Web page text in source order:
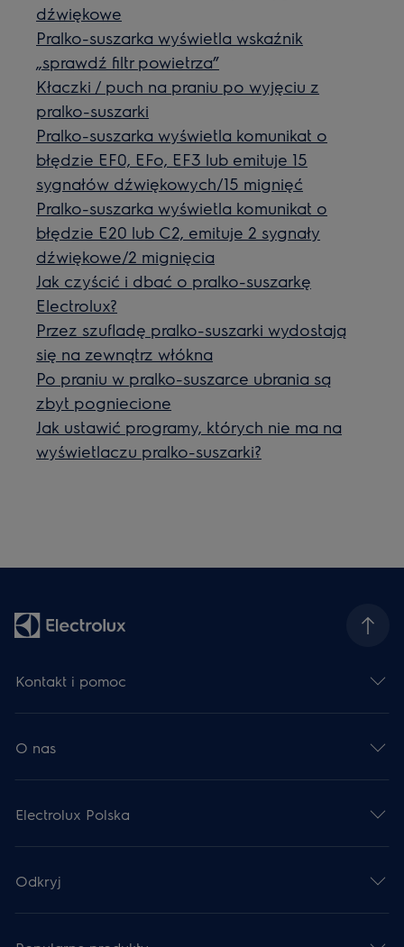
dźwiękowe
Pralko-suszarka wyświetla wskaźnik
„sprawdź filtr powietrza”
Kłaczki / puch na praniu po wyjęciu z
pralko-suszarki
Pralko-suszarka wyświetla komunikat o
błędzie EF0, EFo, EF3 lub emituje 15
sygnałów dźwiękowych/15 mignięć
Pralko-suszarka wyświetla komunikat o
błędzie E20 lub C2, emituje 2 sygnały
dźwiękowe/2 mignięcia
Jak czyścić i dbać o pralko-suszarkę
Electrolux?
Przez szufladę pralko-suszarki wydostają
się na zewnątrz włókna
Po praniu w pralko-suszarce ubrania są
zbyt pogniecione
Jak ustawić programy, których nie ma na
wyświetlaczu pralko-suszarki?
Kontakt i pomoc
O nas
Electrolux Polska
Odkryj